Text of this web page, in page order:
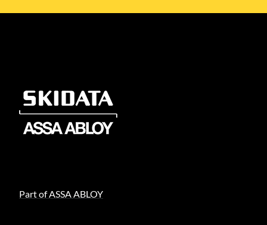
Part of ASSA ABLOY